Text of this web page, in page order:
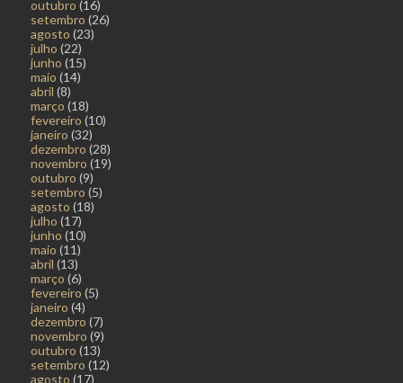
outubro (16)
setembro (26)
agosto (23)
julho (22)
junho (15)
maio (14)
abril (8)
março (18)
fevereiro (10)
janeiro (32)
dezembro (28)
novembro (19)
outubro (9)
setembro (5)
agosto (18)
julho (17)
junho (10)
maio (11)
abril (13)
março (6)
fevereiro (5)
janeiro (4)
dezembro (7)
novembro (9)
outubro (13)
setembro (12)
agosto (17)